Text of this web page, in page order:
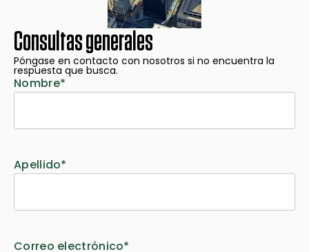
Consultas generales
Póngase en contacto con nosotros si no encuentra la
respuesta que busca.
Nombre*
Apellido*
Correo electrónico*